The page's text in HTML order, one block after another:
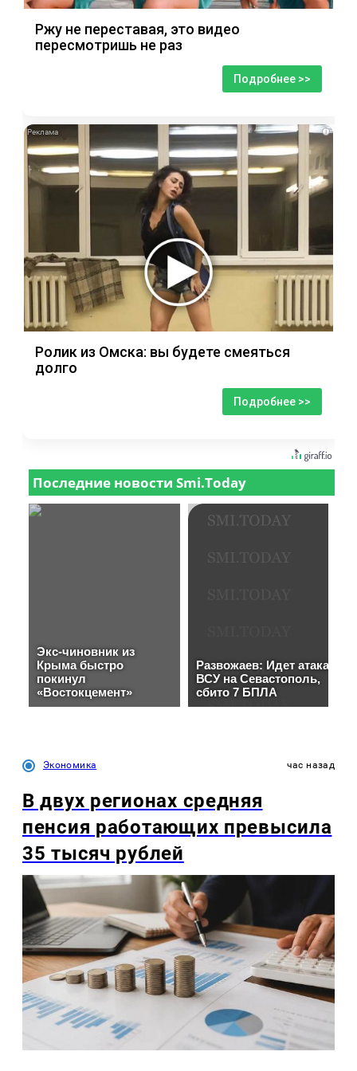
Ржу не переставая, это видео
пересмотришь не раз
Подробнее >>
i
Ролик из Омска: вы будете смеяться
долго
Подробнее >>
Экономика час назад
В двух регионах средняя
пенсия работающих превысила
35 тысяч рублей